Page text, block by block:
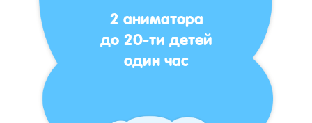
2 аниматора
до 20-ти детей
один час